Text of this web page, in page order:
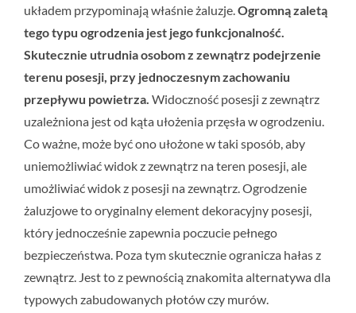
układem przypominają właśnie żaluzje.Ogromną zaletą
tego typu ogrodzenia jest jego funkcjonalność.
Skutecznie utrudnia osobom z zewnątrz podejrzenie
terenu posesji, przy jednoczesnym zachowaniu
przepływu powietrza. Widoczność posesji z zewnątrz
uzależniona jest od kąta ułożenia przęsła w ogrodzeniu.
Co ważne, może być ono ułożone w taki sposób, aby
uniemożliwiać widok z zewnątrz na teren posesji, ale
umożliwiać widok z posesji na zewnątrz. Ogrodzenie
żaluzjowe to oryginalny element dekoracyjny posesji,
który jednocześnie zapewnia poczucie pełnego
bezpieczeństwa. Poza tym skutecznie ogranicza hałas z
zewnątrz. Jest to z pewnością znakomita alternatywa dla
typowych zabudowanych płotów czy murów.